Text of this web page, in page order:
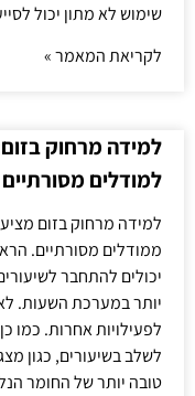
שימוש לא מתון יכול
לקריאת המאמר »
למידה מרחוק
למודלים מסורתיים
למידה מרחוק בזום
ממודלים מסורתיים.
יכולים להתחבר
יותר במערכת השעות.
לפעילויות אחרות. כמו
לשלב בשיעורים, כגון
טובה יותר של החומר